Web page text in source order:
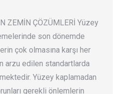
ZEMİN ÇÖZÜMLERİ Yüzey
son dönemde
çok olmasına karşı her
arzu edilen standartlarda
Yüzey kaplamadan
gerekli önlemlerin